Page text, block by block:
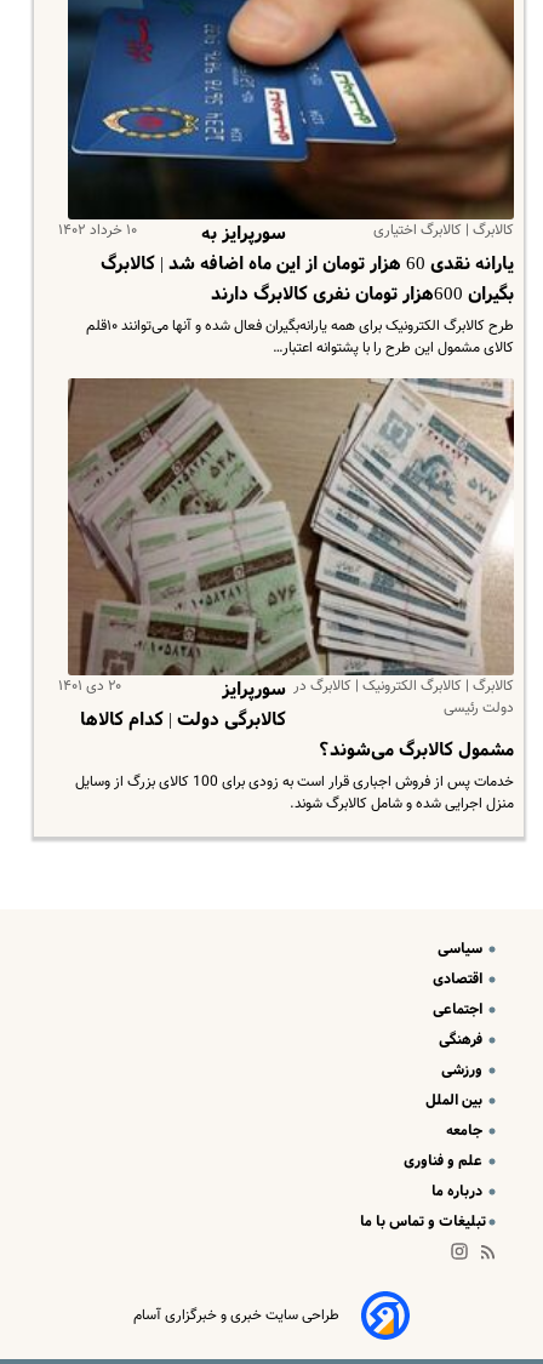
کالابرگ | کالابرگ اختیاری ۱۰ خرداد ۱۴۰۲
سورپرایز به
یارانه نقدی 60 هزار تومان از این ماه اضافه شد | کالابرگ
بگیران 600هزار تومان نفری کالابرگ دارند
طرح کالابرگ الکترونیک برای همه یارانه‌بگیران فعال شده و آنها می‌توانند ۱۰قلم
کالای مشمول این طرح را با پشتوانه اعتبار…
کالابرگ | کالابرگ الکترونیک | کالابرگ در
دولت رئیسی
۲۰ دی ۱۴۰۱
سورپرایز
کالابرگی دولت | کدام کالاها
مشمول کالابرگ می‌شوند؟
خدمات پس از فروش اجباری قرار است به زودی برای 100 کالای بزرگ از وسایل
منزل اجرایی شده و شامل کالابرگ شوند.
سیاسی
اقتصادی
اجتماعی
فرهنگی
ورزشی
بین الملل
جامعه
علم و فناوری
درباره ما
تبلیغات و تماس با ما
طراحی سایت خبری و خبرگزاری آسام